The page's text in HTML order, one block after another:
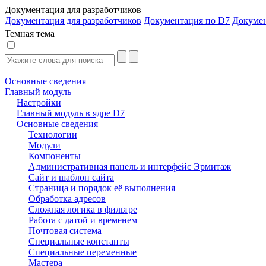
Документация для разработчиков
Документация для разработчиков Документация по D7
Темная тема
Основные сведения
Главный модуль
Настройки
Главный модуль в ядре D7
Основные сведения
Технологии
Модули
Компоненты
Административная панель и интерфейс Эрмитаж
Сайт и шаблон сайта
Страница и порядок её выполнения
Обработка адресов
Сложная логика в фильтре
Работа с датой и временем
Почтовая система
Специальные константы
Специальные переменные
Мастера